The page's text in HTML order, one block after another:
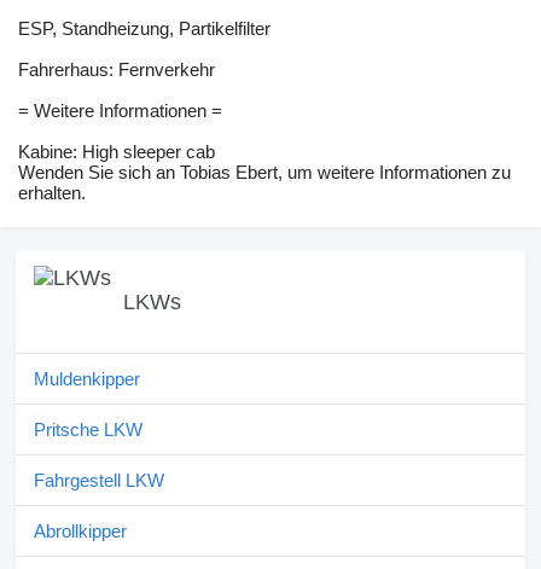
ESP, Standheizung, Partikelfilter
Fahrerhaus: Fernverkehr
= Weitere Informationen =
Kabine: High sleeper cab
Wenden Sie sich an Tobias Ebert, um weitere Informationen zu
erhalten.
LKWs
Muldenkipper
Pritsche LKW
Fahrgestell LKW
Abrollkipper